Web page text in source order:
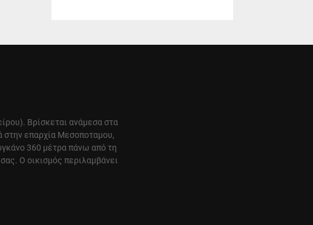
Βρίσκεται ανάμεσα στα
στην επαρχία Μεσοποταμου,
360 μέτρα πάνω από τη
Ο οικισμός περιλαμβάνει